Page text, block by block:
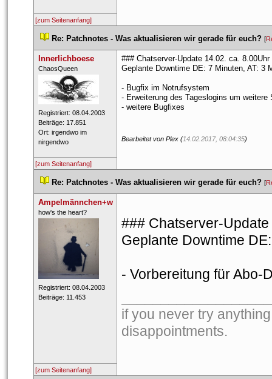
[zum Seitenanfang]
Re: Patchnotes - Was aktualisieren wir gerade für euch? [
Innerlichboese
​ChaosQueen
Registriert: 08.04.2003
Beiträge: 17.851
Ort: irgendwo im
nirgendwo
### Chatserver-Update 14.02. ca. 8.00Uhr
Geplante Downtime DE: 7 Minuten, AT: 3
- Bugfix im Notrufsystem
- Erweiterung des Tageslogins um
- weitere Bugfixe
Bearbeitet von Plex (14.02.2017, 08:04:35)
[zum Seitenanfang]
Re: Patchnotes - Was aktualisieren wir gerade für euch? [
Ampelmännchen+w
​how's the heart?
Registriert: 08.04.2003
Beiträge: 11.453
### Chatserver-
Geplante Downtime
- Vorbereitung für Abo-
if you never try
disappointments.
[zum Seitenanfang]